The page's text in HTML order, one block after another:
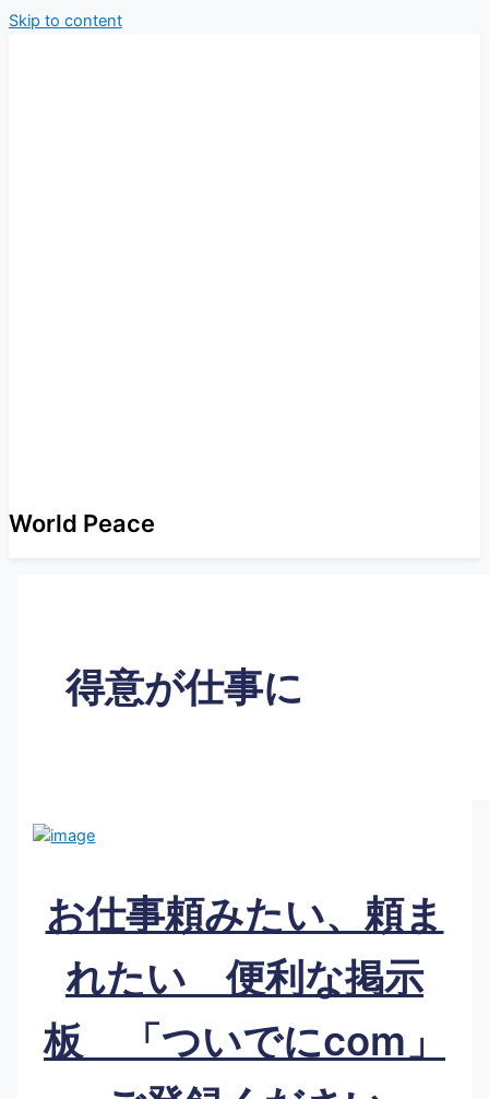
Skip to content
World Peace
得意が仕事に
お仕事頼みたい、頼ま
れたい 便利な掲示
板 「ついでにcom」